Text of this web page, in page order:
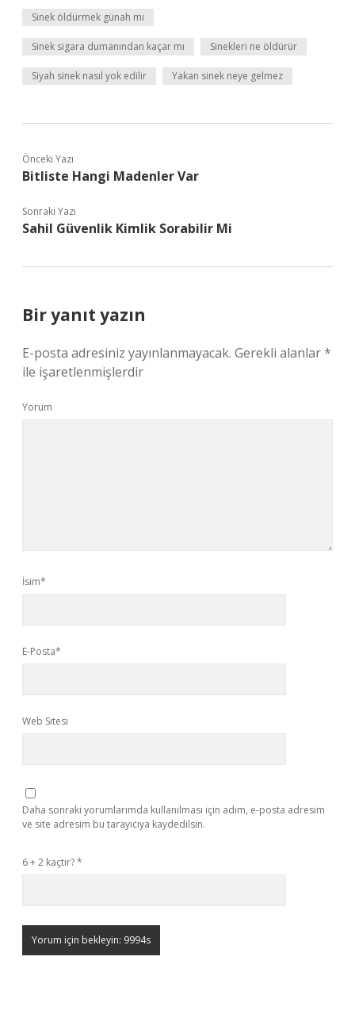
Sinek öldürmek günah mı
Sinek sigara dumanından kaçar mı Sinekleri ne öldürür
Siyah sinek nasıl yok edilir Yakan sinek neye gelmez
Önceki Yazı
Bitliste Hangi Madenler Var
Sonraki Yazı
Sahil Güvenlik Kimlik Sorabilir Mi
Bir yanıt yazın
E-posta adresiniz yayınlanmayacak. Gerekli alanlar*
ile işaretlenmişlerdir
Yorum
İsim*
E-Posta*
Web Sitesi
Daha sonraki yorumlarımda kullanılması için adım, e-posta adresim
ve site adresim bu tarayıcıya kaydedilsin.
6 + 2 kaçtır?*